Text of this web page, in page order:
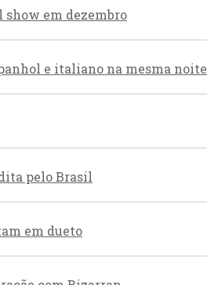
show em dezembro
e italiano na mesma noite
pelo Brasil
em dueto